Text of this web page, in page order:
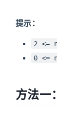
提示：
2 <=
0 <=
方法一